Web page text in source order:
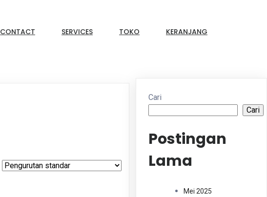
CONTACT SERVICES TOKO KERANJANG
Cari
Cari
Postingan
Lama
Mei 2025